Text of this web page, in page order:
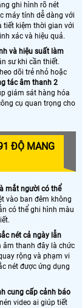
ghi hình rõ nét
máy tính dễ dàng với
tiết kiệm thời gian với
xác và hiệu quả.
và hiệu suất làm
sư khi cần thiết.
dõi trẻ nhỏ hoặc
tác âm thanh 2
giám sát hàng hóa
cụ quan trọng cho
ĐỘ MANG
mắt người có thể
vào ban đêm không
có thể ghi hình màu
nét cả ngày lẫn
âm thanh đây là chức
rộng và phạm vi
nét được ứng dụng
cung cấp cảnh báo
video ai giúp tiết